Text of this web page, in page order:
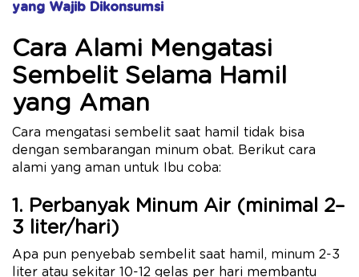
yang Wajib Dikonsumsi
Cara Alami Mengatasi
Sembelit Selama Hamil
yang Aman
Cara mengatasi sembelit saat hamil tidak bisa
dengan sembarangan minum obat. Berikut cara
alami yang aman untuk Ibu coba:
1. Perbanyak Minum Air (minimal 2–
3 liter/hari)
Apa pun penyebab sembelit saat hamil, minum 2-3
liter atau sekitar 10-12 gelas per hari membantu